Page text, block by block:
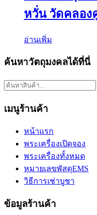
หวั่น วัดคลอ
อ่านเพิ่ม
ค้นหาวัตถุมงคลได้ที่นี่
ค้นหา:
เมนูร้านค้า
หน้าแรก
พระเครื่องเปิดจอง
พระเครื่องทั้งหมด
หมายเลขพัสดุEMS
วิธีการเช่าบูชา
ข้อมูลร้านค้า